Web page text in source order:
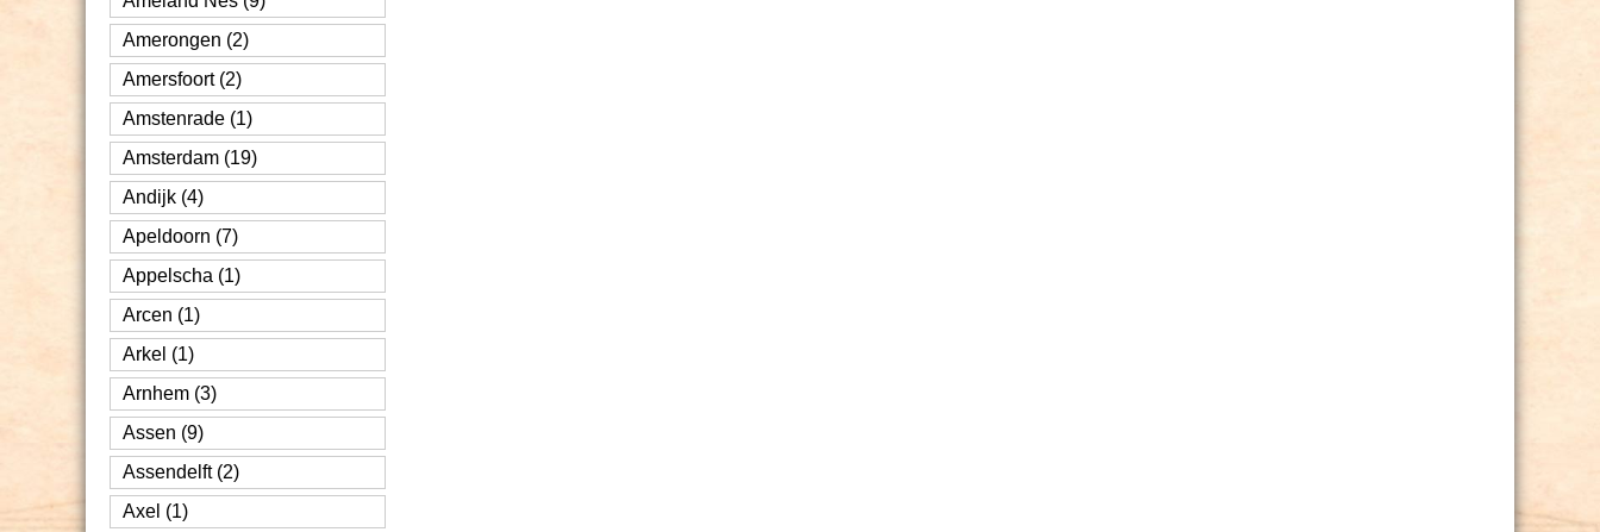
Amerongen (2)
Amersfoort (2)
Amstenrade (1)
Amsterdam (19)
Andijk (4)
Apeldoorn (7)
Appelscha (1)
Arcen (1)
Arkel (1)
Arnhem (3)
Assen (9)
Assendelft (2)
Axel (1)